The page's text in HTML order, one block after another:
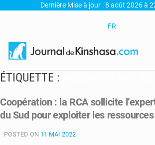
Dernière Mise à jour : 8 août 2026 à
FR
ÉTIQUETTE :
Coopération : la RCA sollicite
du Sud pour exploiter les
POSTED ON 11 MAI 2022